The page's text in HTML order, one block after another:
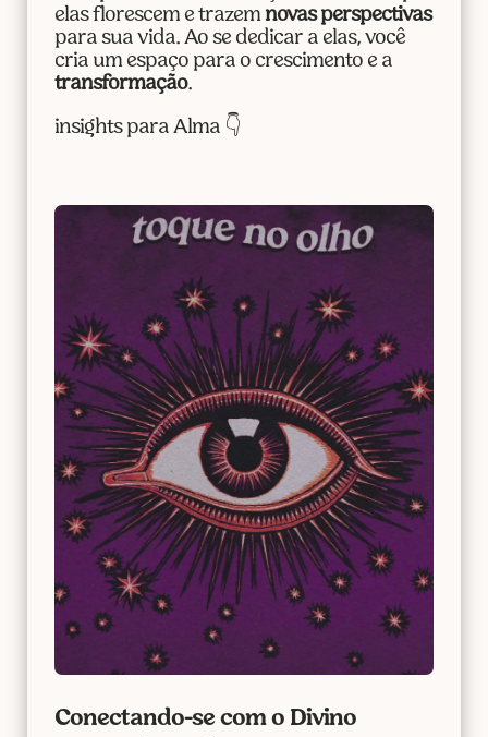
elas florescem e trazem novas perspectivas
para sua vida. Ao se dedicar a elas, você
cria um espaço para o crescimento e a
transformação.
insights para Alma 👇
Conectando-se com o Divino